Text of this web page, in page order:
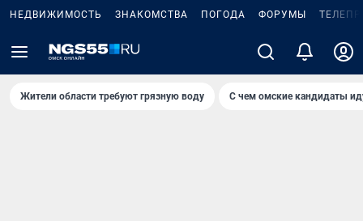
НЕДВИЖИМОСТЬ ЗНАКОМСТВА ПОГОДА ФОРУМЫ
Жители области требуют грязную воду С чем омские кандидаты